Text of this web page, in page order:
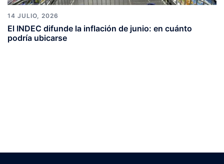
14 JULIO, 2026
El INDEC difunde la inflación de junio: en cuánto
podría ubicarse